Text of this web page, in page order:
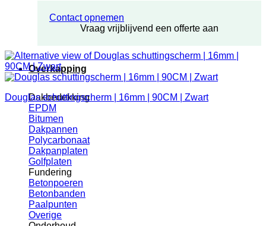
Contact opnemen
Vraag vrijblijvend een offerte aan
Overkapping
Dakbedekking
EPDM
Bitumen
Dakpannen
Polycarbonaat
Dakpanplaten
Golfplaten
Fundering
Betonpoeren
Betonbanden
Paalpunten
Overige
Douglas schuttingscherm | 16mm | 90CM | Zwart